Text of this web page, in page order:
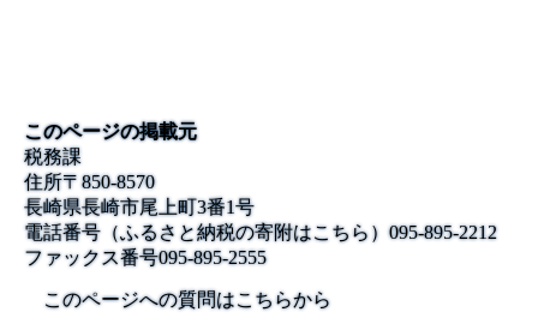
このページの掲載元
税務課
住所〒850-8570
長崎県長崎市尾上町3番1号
電話番号 （ふるさと納税の寄附はこちら）095-895-2212
ファックス番号095-895-2555
このページへの質問はこちらから